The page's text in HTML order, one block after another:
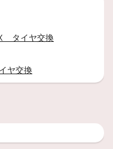
タイヤ交換
ヤ交換